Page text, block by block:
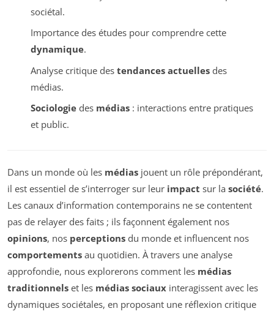
sociétal.
Importance des études pour comprendre cette
dynamique.
Analyse critique des tendances actuellesdes
médias.
Sociologiedes médias: interactions entre pratiques
et public.
Dans un monde où les médias jouent un rôle prépondérant,
il est essentiel de s’interroger sur leur impact sur la société.
Les canaux d’information contemporains ne se contentent
pas de relayer des faits ; ils façonnent également nos
opinions, nos perceptions du monde et influencent nos
comportements au quotidien. À travers une analyse
approfondie, nous explorerons comment les médias
traditionnels et les médias sociaux interagissent avec les
dynamiques sociétales, en proposant une réflexion critique